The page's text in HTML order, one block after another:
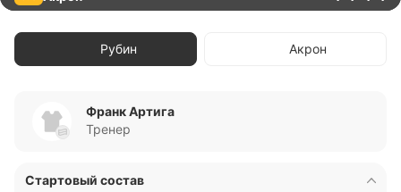
Рубин Акрон
Франк Артига
Тренер
Стартовый состав